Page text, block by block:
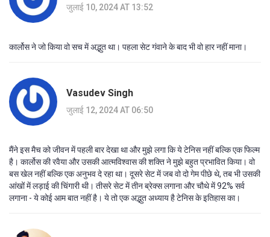
जुलाई 10, 2024 AT 13:52
कार्लोस ने जो किया वो सच में अद्भुत था। पहला सेट गंवाने के बाद भी वो हार नहीं माना।
Vasudev Singh
जुलाई 12, 2024 AT 06:50
मैंने इस मैच को जीवन में पहली बार देखा था और मुझे लगा कि ये टेनिस नहीं बल्कि एक फिल्म
है। कार्लोस की रवैया और उसकी आत्मविश्वास की शक्ति ने मुझे बहुत प्रभावित किया। वो
बस खेल नहीं बल्कि एक अनुभव दे रहा था। दूसरे सेट में जब वो दो गेम पीछे थे, तब भी उसकी
आंखों में लड़ाई की चिंगारी थी। तीसरे सेट में तीन ब्रेक्स लगाना और चौथे में 92% सर्व
लगाना - ये कोई आम बात नहीं है। ये तो एक अद्भुत अध्याय है टेनिस के इतिहास का।